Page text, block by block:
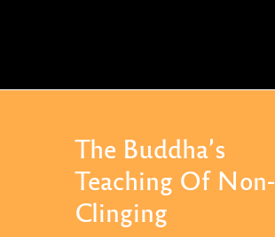
The Buddha’s
Teaching Of Non-
Clinging